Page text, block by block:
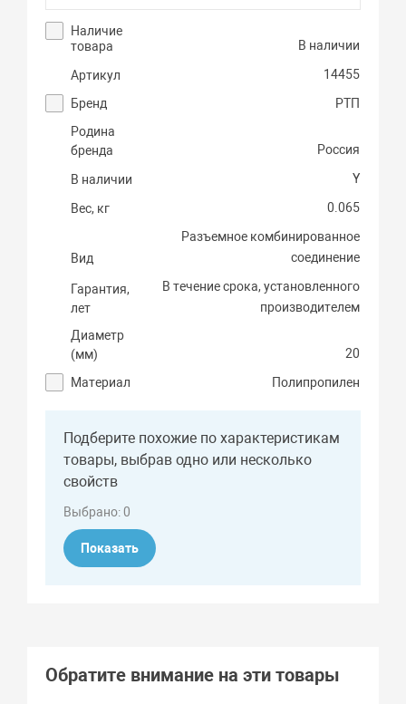
Наличие
товара
В наличии
Артикул
14455
Бренд
РТП
Родина
бренда
Россия
В наличии Y
Вес, кг 0.065
Вид
Разъемное комбинированное
соединение
Гарантия,
лет
В течение срока, установленного
производителем
Диаметр
(мм)
20
Материал
Полипропилен
Подберите похожие по характеристикам
товары, выбрав одно или несколько
свойств
Выбрано:0
Показать
Обратите внимание на эти товары